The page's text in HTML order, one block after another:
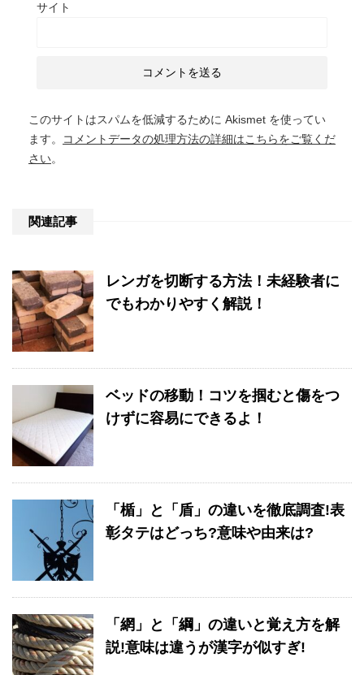
サイト
このサイトはスパムを低減するために Akismet を使ってい
ます。
コメントデータの処理方法の詳細はこちらをご覧くだ
さい。
関連記事
レンガを切断する方法！未経験者に
でもわかりやすく解説！
ベッドの移動！コツを掴むと傷をつ
けずに容易にできるよ！
「楯」と「盾」の違いを徹底調査!表
彰タテはどっち?意味や由来は?
「網」と「綱」の違いと覚え方を解
説!意味は違うが漢字が似すぎ!